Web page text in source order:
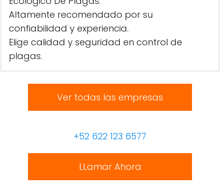
Altamente recomendado por su
confiabilidad y experiencia.
Elige calidad y seguridad en control de
plagas.
Ver todas las empresas
+52 622 123 6577
LLamar Ahora